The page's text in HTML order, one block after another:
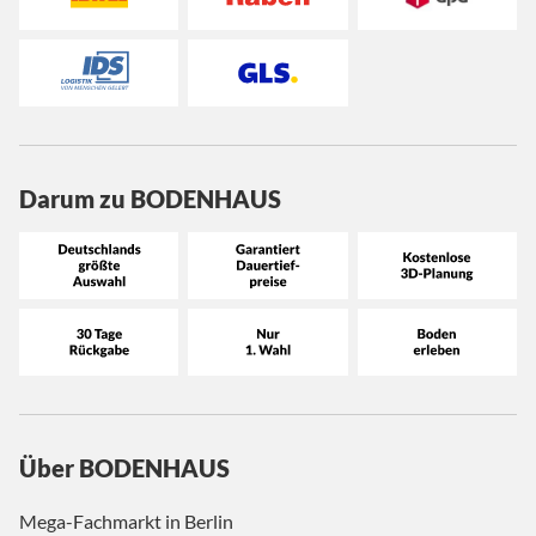
Darum zu BODENHAUS
Über BODENHAUS
Mega-Fachmarkt in Berlin